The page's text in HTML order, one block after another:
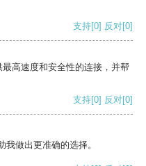
支持[0] 反对[0]
高速度和安全性的连接，并帮
支持[0] 反对[0]
做出更准确的选择。